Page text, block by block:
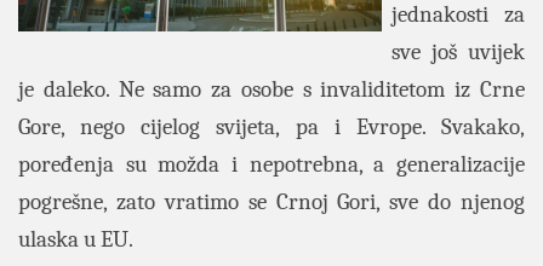
jednakosti za
sve još uvijek
je daleko. Ne samo za osobe s invaliditetom iz Crne
Gore, nego cijelog svijeta, pa i Evrope. Svakako,
poređenja su možda i nepotrebna, a generalizacije
pogrešne, zato vratimo se Crnoj Gori, sve do njenog
ulaska u EU.